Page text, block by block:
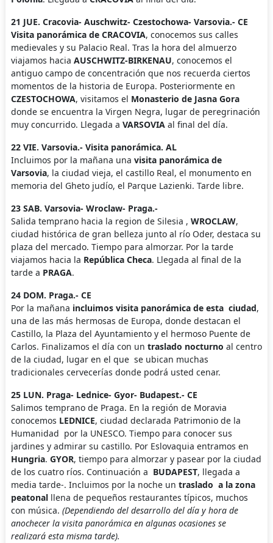
21 JUE. Cracovia- Auschwitz- Czestochowa- Varsovia.- CE
Visita panorámica de CRACOVIA, conocemos sus calles
medievales y su Palacio Real. Tras la hora del almuerzo
viajamos hacia AUSCHWITZ-BIRKENAU, conocemos el
antiguo campo de concentración que nos recuerda ciertos
momentos de la historia de Europa. Posteriormente en
CZESTOCHOWA, visitamos el Monasterio de Jasna Gora
donde se encuentra la Virgen Negra, lugar de peregrinación
muy concurrido. Llegada a VARSOVIAal final del día.
22 VIE. Varsovia.- Visita panorámica. AL
Incluimos por la mañana una visita panorámica de
Varsovia, la ciudad vieja, el castillo Real, el monumento en
memoria del Gheto judío, el Parque Lazienki. Tarde libre.
23 SAB. Varsovia- Wroclaw- Praga.-
Salida temprano hacia la region de Silesia , WROCLAW,
ciudad histórica de gran belleza junto al río Oder, destaca su
plaza del mercado. Tiempo para almorzar. Por la tarde
viajamos hacia la República Checa. Llegada al final de la
tarde a PRAGA.
24 DOM. Praga.- CE
Por la mañana incluimos visita panorámica de esta ciudad,
una de las más hermosas de Europa, donde destacan el
Castillo, la Plaza del Ayuntamiento y el hermoso Puente de
Carlos. Finalizamos el día con un traslado nocturno al centro
de la ciudad, lugar en el que se ubican muchas
tradicionales cervecerías donde podrá usted cenar.
25 LUN. Praga- Lednice- Gyor- Budapest.- CE
Salimos temprano de Praga. En la región de Moravia
conocemos LEDNICE, ciudad declarada Patrimonio de la
Humanidad por la UNESCO. Tiempo para conocer sus
jardines y admirar su castillo. Por Eslovaquia entramos en
Hungria. GYOR, tiempo para almorzar y pasear por la ciudad
de los cuatro ríos. Continuación a BUDAPEST, llegada a
media tarde-. Incluimos por la noche un traslado a la zona
peatonal llena de pequeños restaurantes típicos, muchos
con música. (Dependiendo del desarrollo del día y hora de
anochecer la visita panorámica en algunas ocasiones se
realizará esta misma tarde).